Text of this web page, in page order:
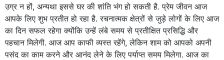
उग्र न हों, अन्यथा इससे घर की शांति भंग हो सकती है. प्रेम जीवन आज
आपके लिए शुभ प्रतीत हो रहा है. रचनात्मक क्षेत्रों से जुड़े लोगों के लिए आज
का दिन सफल रहेगा क्योंकि उन्हें लंबे समय से प्रतीक्षित प्रसिद्धि और
पहचान मिलेगी. आज आप काफी व्यस्त रहेंगे, लेकिन शाम को आपको अपनी
पसंद का काम करने और आनंद लेने के लिए पर्याप्त समय मिलेगा. आज का